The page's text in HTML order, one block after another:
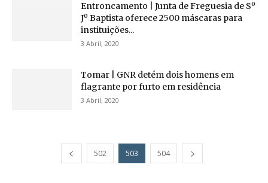
Entroncamento | Junta de Freguesia de Sº
Jº Baptista oferece 2500 máscaras para
instituições...
3 Abril, 2020
Tomar | GNR detém dois homens em
flagrante por furto em residência
3 Abril, 2020
502 503 504